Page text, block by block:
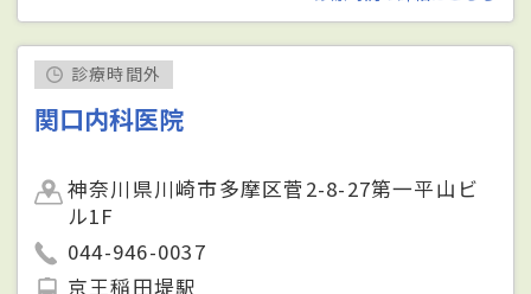
診療時間外
関口内科医院
神奈川県川崎市多摩区菅2-8-27第一平山ビ
ル1F
044-946-0037
京王稲田堤駅